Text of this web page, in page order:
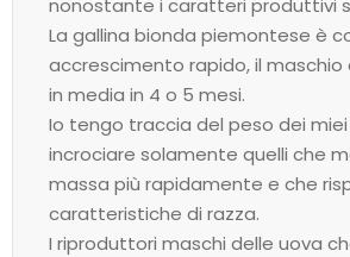
nonostante i caratteri produttivi
La gallina bionda piemontese è
accrescimento rapido, il maschio
in media in 4 o 5 mesi.
Io tengo traccia del peso dei
incrociare solamente quelli che
massa più rapidamente e che
caratteristiche di razza.
I riproduttori maschi delle uova